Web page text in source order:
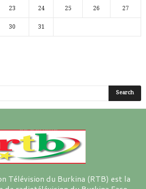
23 24 25 26 27
30 31
Télévision du Burkina (RTB) est la